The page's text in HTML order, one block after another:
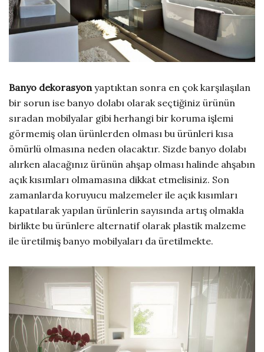
Banyo dekorasyonyaptıktan sonra en çok karşılaşılan
bir sorun ise banyo dolabı olarak seçtiğiniz ürünün
sıradan mobilyalar gibi herhangi bir koruma işlemi
görmemiş olan ürünlerden olması bu ürünleri kısa
ömürlü olmasına neden olacaktır. Sizde banyo dolabı
alırken alacağınız ürünün ahşap olması halinde ahşabın
açık kısımları olmamasına dikkat etmelisiniz. Son
zamanlarda koruyucu malzemeler ile açık kısımları
kapatılarak yapılan ürünlerin sayısında artış olmakla
birlikte bu ürünlere alternatif olarak plastik malzeme
ile üretilmiş banyo mobilyaları da üretilmekte.